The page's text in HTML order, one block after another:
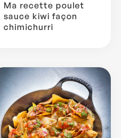
Ma recette poulet
sauce kiwi façon
chimichurri